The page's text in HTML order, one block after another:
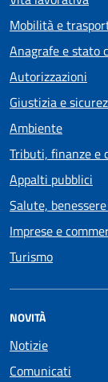
Mobilità e
Anagrafe e stato
Autorizzazioni
Giustizia e
Ambiente
Tributi, finanze e
Appalti pubblici
Salute,
Imprese e
Turismo
NOVITÀ
Notizie
Comunicati